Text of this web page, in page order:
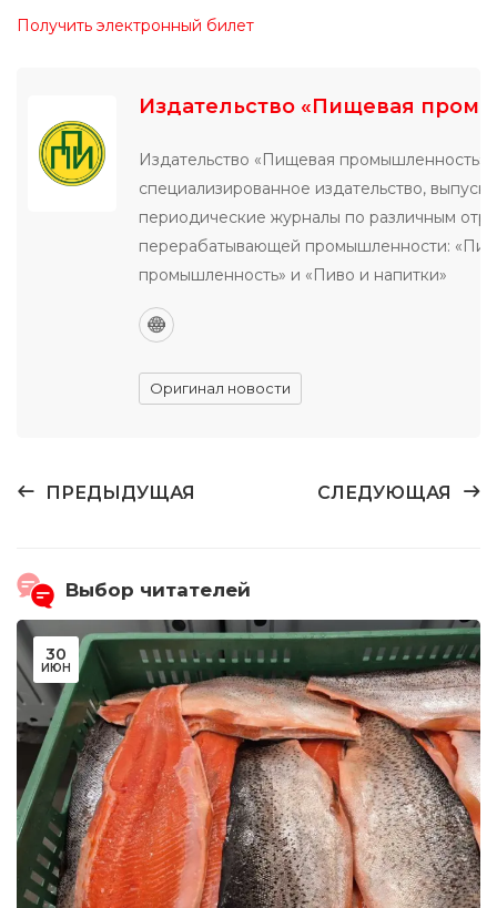
Получить электронный билет
Издательство «Пищевая
Издательство «Пищевая промышленность»
специализированное издательство,
периодические журналы по различным
перерабатывающей промышленности:
промышленность» и «Пиво и напитки»
Оригинал новости
ПРЕДЫДУЩАЯ СЛЕДУЮЩАЯ
Выбор читателей
30
ИЮН